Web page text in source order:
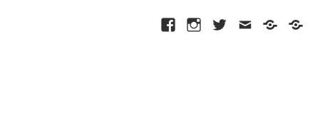
FacebookInstagramTwitter
メ
プ
site-